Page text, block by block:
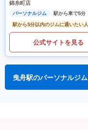
錦糸町店
パーソナルジム
駅から車で5分
駅から5分以内のジムに通いたい人
公式サイトを見る
曳舟駅のパーソナルジ